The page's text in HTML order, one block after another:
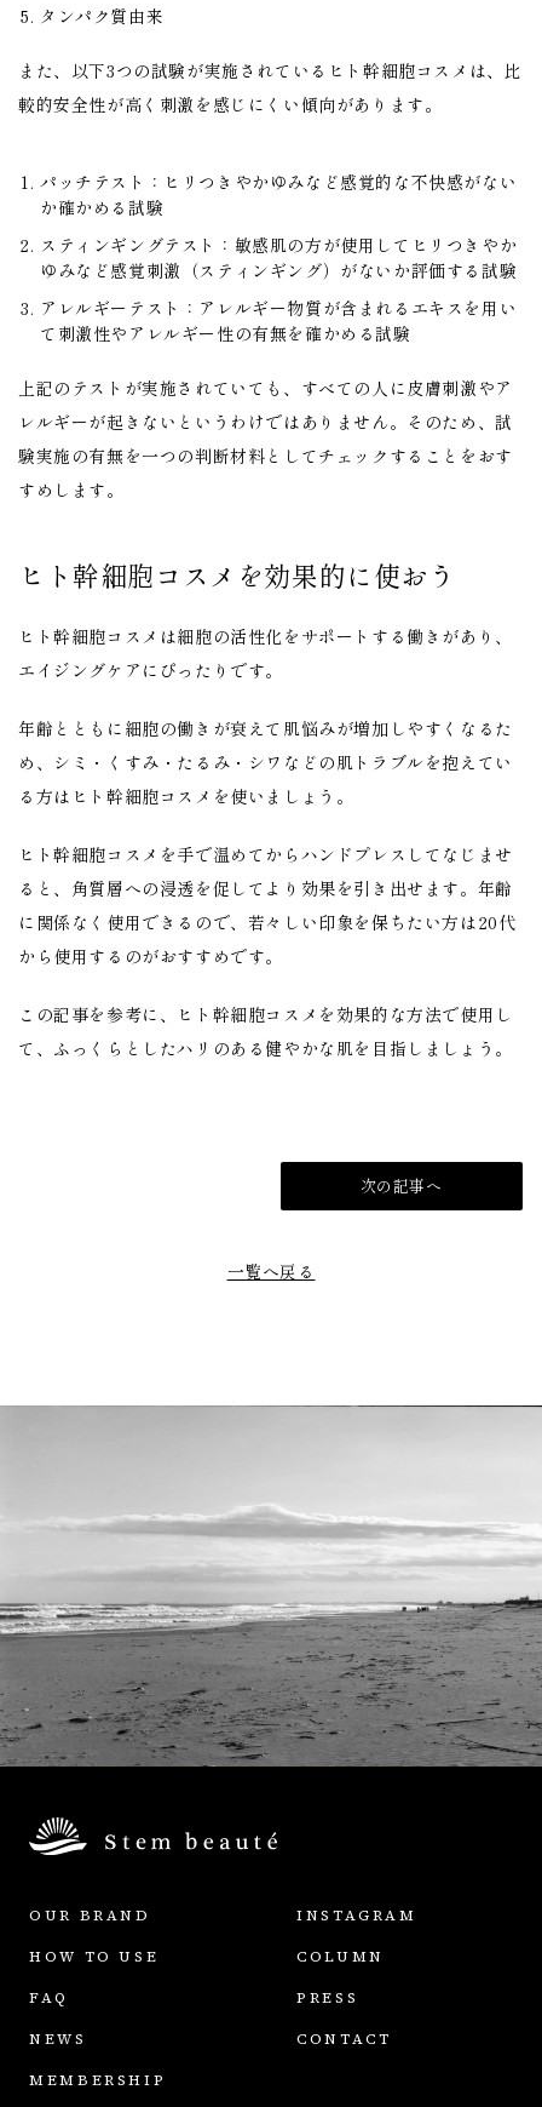
タンパク質由来
また、以下3つの試験が実施されているヒト幹細胞コスメは、比
較的安全性が高く刺激を感じにくい傾向があります。
パッチテスト：ヒリつきやかゆみなど感覚的な不快感がない
か確かめる試験
スティンギングテスト：敏感肌の方が使用してヒリつきやか
ゆみなど感覚刺激（スティンギング）がないか評価する試験
アレルギーテスト：アレルギー物質が含まれるエキスを用い
て刺激性やアレルギー性の有無を確かめる試験
上記のテストが実施されていても、すべての人に皮膚刺激やア
レルギーが起きないというわけではありません。そのため、試
験実施の有無を一つの判断材料としてチェックすることをおす
すめします。
ヒト幹細胞コスメを効果的に使おう
ヒト幹細胞コスメは細胞の活性化をサポートする働きがあり、
エイジングケアにぴったりです。
年齢とともに細胞の働きが衰えて肌悩みが増加しやすくなるた
め、シミ・くすみ・たるみ・シワなどの肌トラブルを抱えてい
る方はヒト幹細胞コスメを使いましょう。
ヒト幹細胞コスメを手で温めてからハンドプレスしてなじませ
ると、角質層への浸透を促してより効果を引き出せます。年齢
に関係なく使用できるので、若々しい印象を保ちたい方は20代
から使用するのがおすすめです。
この記事を参考に、ヒト幹細胞コスメを効果的な方法で使用し
て、ふっくらとしたハリのある健やかな肌を目指しましょう。
一覧へ戻る
次の記事へ
OUR BRAND INSTAGRAM
HOW TO USE COLUMN
FAQ PRESS
NEWS CONTACT
MEMBERSHIP